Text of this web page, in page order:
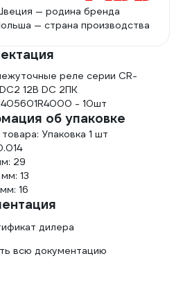
— родина бренда
— страна производства
реле серии CR-
12B DC 2ПК
- 10шт
об упаковке
Упаковка 1 шт
29
13
16
дилера
всю документацию